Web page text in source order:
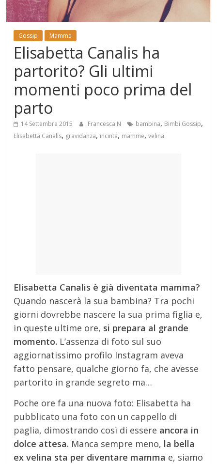
Mondo
Gossip Mamme
Elisabetta Canalis ha
partorito? Gli ultimi
momenti poco prima del
parto
14 Settembre 2015 Francesca N bambina, Bimbi Gossip,
Elisabetta Canalis, gravidanza, incinta, mamme,velina
Elisabetta Canalis è già diventata mamma?
Quando nascerà la sua bambina? Tra pochi
giorni dovrebbe nascere la sua prima figlia e,
in queste ultime ore, si prepara al grande
momento. L’assenza di foto sul suo
aggiornatissimo profilo Instagram aveva
fatto pensare, qualche giorno fa, che avesse
partorito in grande segreto ma…
Poche ore fa una nuova foto: Elisabetta ha
pubblicato una foto con un cappello di
paglia, dimostrando così di essere ancora in
dolce attesa. Manca sempre meno, la bella
ex velina sta per diventare mamma e, siamo